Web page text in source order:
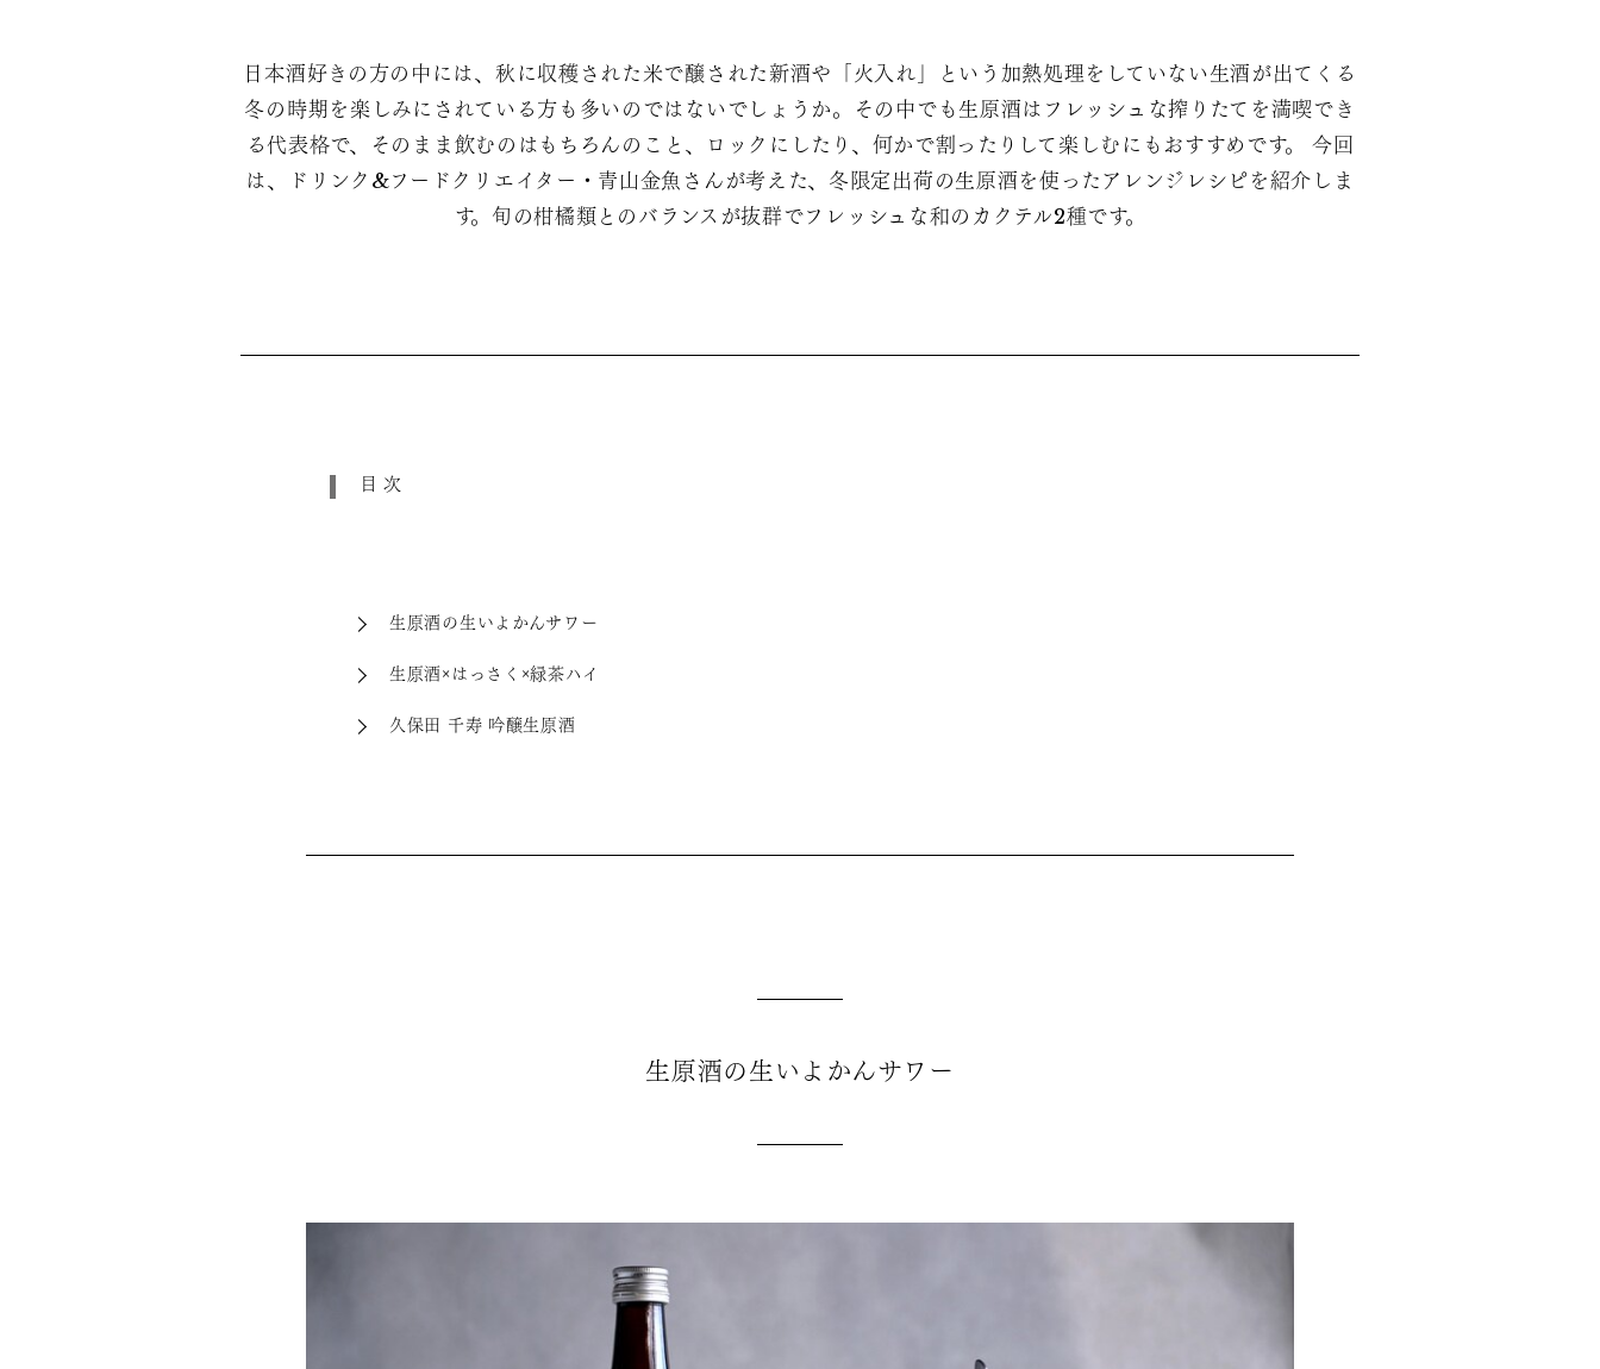
日本酒好きの方の中には、秋に収穫された米で醸された新酒や「火入れ」という加熱処理をしていない生酒が出てくる
冬の時期を楽しみにされている方も多いのではないでしょうか。その中でも生原酒はフレッシュな搾りたてを満喫でき
る代表格で、そのまま飲むのはもちろんのこと、ロックにしたり、何かで割ったりして楽しむにもおすすめです。 今回
は、ドリンク&フードクリエイター・青山金魚さんが考えた、冬限定出荷の生原酒を使ったアレンジレシピを紹介しま
す。旬の柑橘類とのバランスが抜群でフレッシュな和のカクテル2種です。
目次
生原酒の生いよかんサワー
生原酒×はっさく×緑茶ハイ
久保田 千寿 吟醸生原酒
生原酒の生いよかんサワー